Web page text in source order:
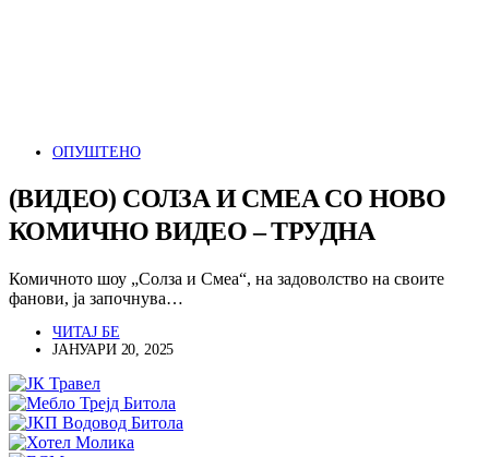
ОПУШТЕНО
(ВИДЕО) СОЛЗА И СМЕА СО НОВО
КОМИЧНО ВИДЕО – ТРУДНА
Комичното шоу „Солза и Смеа“, на задоволство на своите
фанови, ја започнува…
ЧИТАЈ БЕ
ЈАНУАРИ 20, 2025